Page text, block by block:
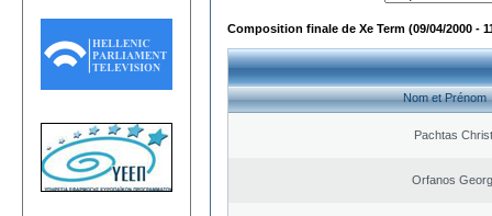
Composition finale de Xe Term (09/04/2000 -
Nom et Prénom
Pachtas
Orfanos